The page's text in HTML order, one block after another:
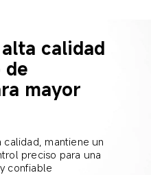
calidad
de
mayor
mantiene un
preciso para una
confiable